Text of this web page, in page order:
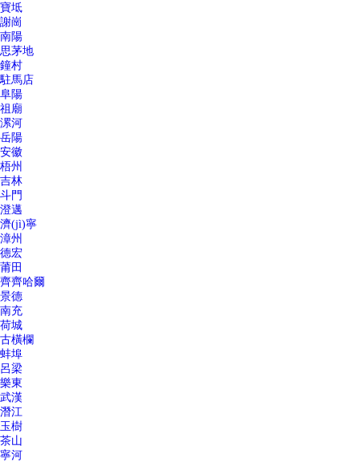
寶坻
謝崗
南陽
思茅地
鐘村
駐馬店
阜陽
祖廟
漯河
岳陽
安徽
梧州
吉林
斗門
澄邁
濟(jì)寧
漳州
德宏
莆田
齊齊哈爾
景德
南充
荷城
古橫欄
蚌埠
呂梁
樂東
武漢
潛江
玉樹
茶山
寧河